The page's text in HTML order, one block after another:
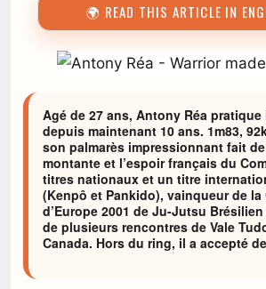
🌍 READ THIS ARTICLE IN
Agé de 27 ans, Antony Réa
depuis maintenant 10 ans. 1m83,
son palmarès impressionnant fait
montante et l’espoir français du
titres nationaux et un titre
(Kenpô et Pankido), vainqueur de la
d’Europe 2001 de Ju-Jutsu
de plusieurs rencontres de Vale
Canada. Hors du ring, il a accepté